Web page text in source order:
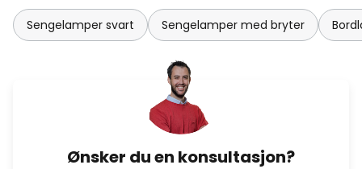
Sengelamper svart Sengelamper med bryter
Ønsker du en konsultasjon?